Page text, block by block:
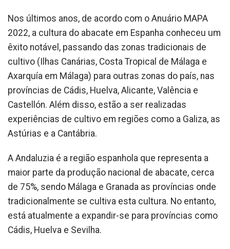
Nos últimos anos, de acordo com o Anuário MAPA
2022, a cultura do abacate em Espanha conheceu um
êxito notável, passando das zonas tradicionais de
cultivo (Ilhas Canárias, Costa Tropical de Málaga e
Axarquía em Málaga) para outras zonas do país, nas
províncias de Cádis, Huelva, Alicante, Valência e
Castellón. Além disso, estão a ser realizadas
experiências de cultivo em regiões como a Galiza, as
Astúrias e a Cantábria.
A Andaluzia é a região espanhola que representa a
maior parte da produção nacional de abacate, cerca
de 75%, sendo Málaga e Granada as províncias onde
tradicionalmente se cultiva esta cultura. No entanto,
está atualmente a expandir-se para províncias como
Cádis, Huelva e Sevilha.